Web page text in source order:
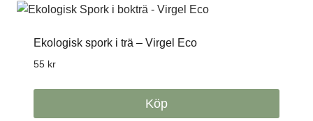
Ekologisk spork i trä – Virgel Eco
55 kr
Köp